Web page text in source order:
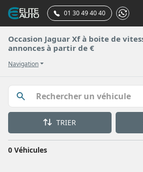
01 30 49 40 40
Occasion Jaguar Xf à boite de
annonces à partir de €
Navigation
TRIER
0 Véhicules